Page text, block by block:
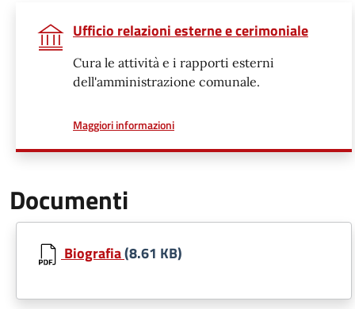
Ufficio relazioni esterne e cerimoniale
Cura le attività e i rapporti esterni
dell'amministrazione comunale.
Maggiori informazionia proposito di
Documenti
Biografia(8.61 KB)